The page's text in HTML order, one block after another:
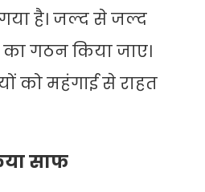
है। जल्द से जल्द
गठन किया जाए।
को महंगाई से राहत
साफ